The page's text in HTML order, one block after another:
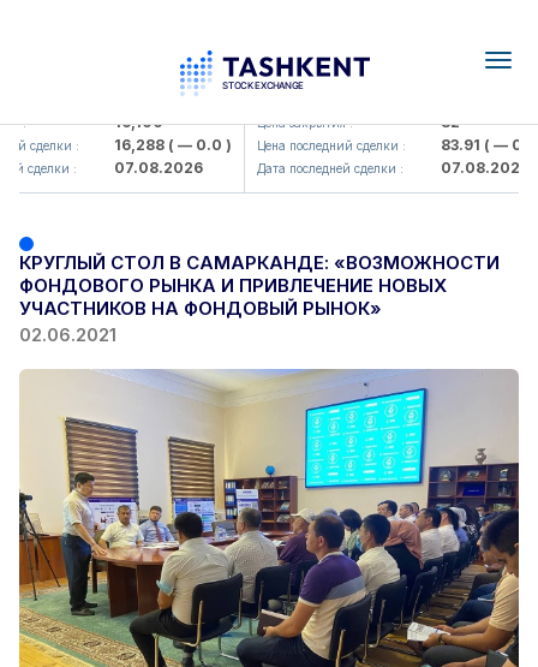
16,100
сделки : 16,288( — 0.0 )
: 07.08.2026
KFSK (<Kafolat sug'urta
Цена закрытия : 82
Цена последний сделки : 83.91( — 0.0 )
Дата последней сделки : 07.08.2026
КРУГЛЫЙ СТОЛ В САМАРКАНДЕ: «ВОЗМОЖНОСТИ
ФОНДОВОГО РЫНКА И ПРИВЛЕЧЕНИЕ НОВЫХ
УЧАСТНИКОВ НА ФОНДОВЫЙ РЫНОК»
02.06.2021